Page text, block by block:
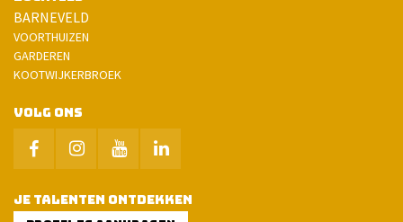
BARNEVELD
VOORTHUIZEN
GARDEREN
KOOTWIJKERBROEK
VOLG ONS
JE TALENTEN ONTDEKKEN